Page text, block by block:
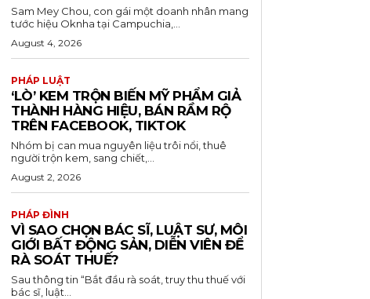
Sam Mey Chou, con gái một doanh nhân mang
tước hiệu Oknha tại Campuchia,...
August 4, 2026
PHÁP LUẬT
‘LÒ’ KEM TRỘN BIẾN MỸ PHẨM GIẢ
THÀNH HÀNG HIỆU, BÁN RẦM RỘ
TRÊN FACEBOOK, TIKTOK
Nhóm bị can mua nguyên liệu trôi nổi, thuê
người trộn kem, sang chiết,...
August 2, 2026
PHÁP ĐÌNH
VÌ SAO CHỌN BÁC SĨ, LUẬT SƯ, MÔI
GIỚI BẤT ĐỘNG SẢN, DIỄN VIÊN ĐỂ
RÀ SOÁT THUẾ?
Sau thông tin “Bắt đầu rà soát, truy thu thuế với
bác sĩ, luật...